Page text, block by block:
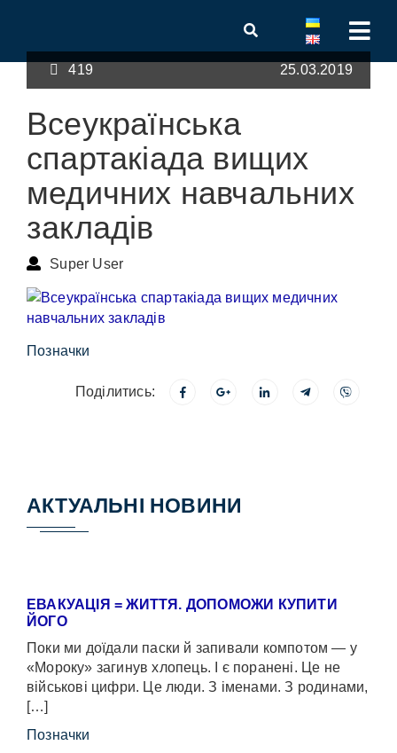
419 25.03.2019
Всеукраїнська
спартакіада вищих
медичних навчальних
закладів
Super User
Позначки
Поділитись:
АКТУАЛЬНІ НОВИНИ
ЕВАКУАЦІЯ = ЖИТТЯ. ДОПОМОЖИ КУПИТИ
ЙОГО
Поки ми доїдали паски й запивали компотом — у
«Мороку» загинув хлопець. І є поранені. Це не
військові цифри. Це люди. З іменами. З родинами,
[…]
Позначки